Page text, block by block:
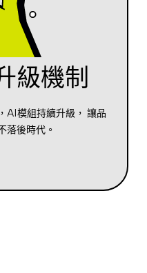
級機制
AI模組持續升級， 讓品
落後時代。